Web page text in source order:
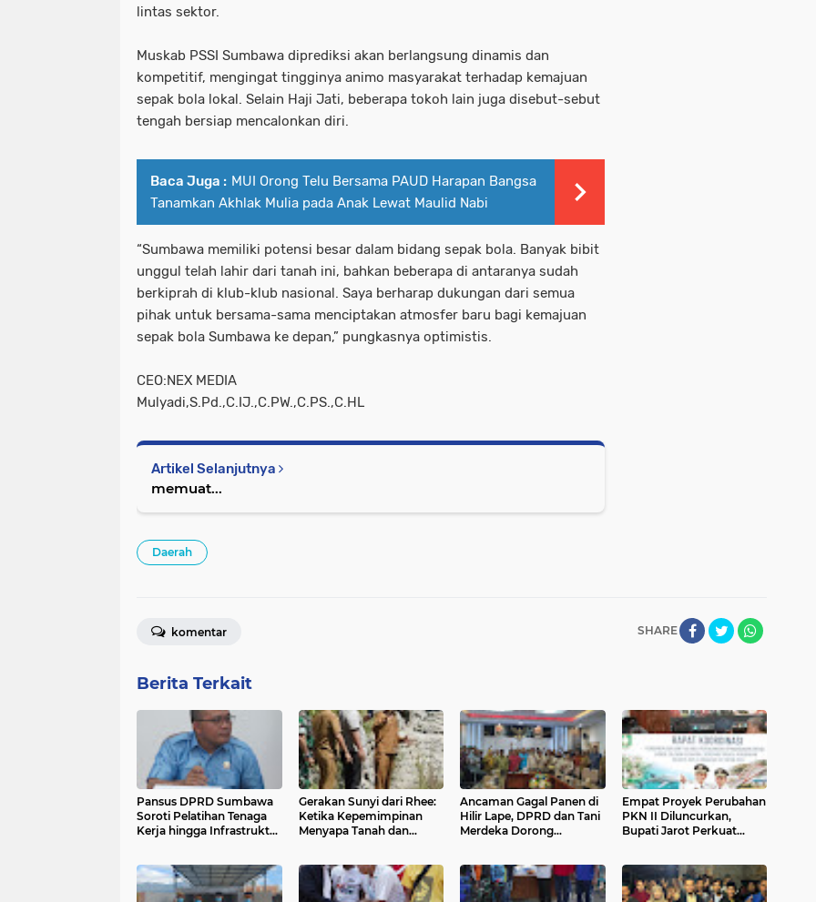
lintas sektor.
Muskab PSSI Sumbawa diprediksi akan berlangsung dinamis dan
kompetitif, mengingat tingginya animo masyarakat terhadap kemajuan
sepak bola lokal. Selain Haji Jati, beberapa tokoh lain juga disebut-sebut
tengah bersiap mencalonkan diri.
Baca Juga : MUI Orong Telu Bersama PAUD Harapan Bangsa
Tanamkan Akhlak Mulia pada Anak Lewat Maulid Nabi
“Sumbawa memiliki potensi besar dalam bidang sepak bola. Banyak bibit
unggul telah lahir dari tanah ini, bahkan beberapa di antaranya sudah
berkiprah di klub-klub nasional. Saya berharap dukungan dari semua
pihak untuk bersama-sama menciptakan atmosfer baru bagi kemajuan
sepak bola Sumbawa ke depan,” pungkasnya optimistis.
CEO:NEX MEDIA
Mulyadi,S.Pd.,C.IJ.,C.PW.,C.PS.,C.HL
Artikel Selanjutnya
memuat...
Daerah
SHARE
komentar
Berita Terkait
Pansus DPRD Sumbawa
Soroti Pelatihan Tenaga
Kerja hingga Infrastruktur
Gerakan Sunyi dari Rhee:
Ketika Kepemimpinan
Menyapa Tanah dan
Ancaman Gagal Panen di
Hilir Lape, DPRD dan Tani
Merdeka Dorong
Empat Proyek Perubahan
PKN II Diluncurkan,
Bupati Jarot Perkuat